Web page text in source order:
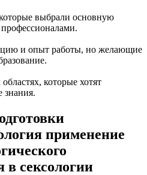
выбрали основную
профессионалами.
и опыт работы, но желающие
которые хотят
знания.
применение
в сексологии